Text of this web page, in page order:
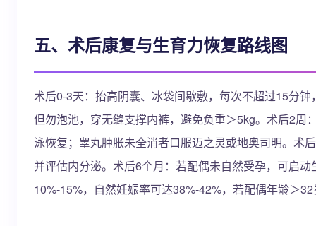
五、术后康复与生育力恢复路线图
术后0-3天：抬高阴囊、冰袋间歇敷，每次不超过15分
但勿泡池，穿无缝支撑内裤，避免负重＞5kg。术后2
泳恢复；睾丸肿胀未全消者口服迈之灵或地奥司明。术
并评估内分泌。术后6个月：若配偶未自然受孕，可启
10%-15%，自然妊娠率可达38%-42%，若配偶年龄＞